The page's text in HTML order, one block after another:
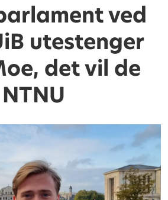
ved
utestenger
det vil de